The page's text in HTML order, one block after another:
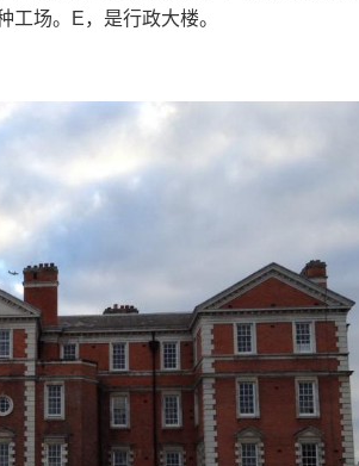
工场。E，是行政大楼。